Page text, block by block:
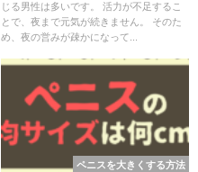
じる男性は多いです。 活力が不足するこ
とで、夜まで元気が続きません。 そのた
め、夜の営みが疎かになって...
ペニスを大きくする方法